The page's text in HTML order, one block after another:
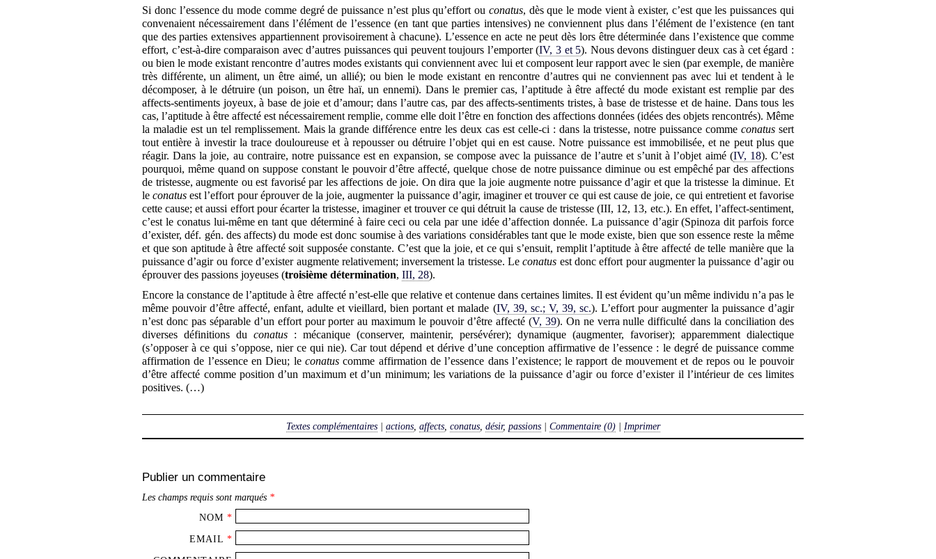
Si donc l’essence du mode comme degré de puissance n’est plus qu’effort ou conatus, dès que le mode vient à exister, c’est que les puissances qui
convenaient nécessairement dans l’élément de l’essence (en tant que parties intensives) ne conviennent plus dans l’élément de l’existence (en tant
que des parties extensives appartiennent provisoirement à chacune). L’essence en acte ne peut dès lors être déterminée dans l’existence que comme
effort, c’est-à-dire comparaison avec d’autres puissances qui peuvent toujours l’emporter (IV, 3 et 5). Nous devons distinguer deux cas à cet égard :
ou bien le mode existant rencontre d’autres modes existants qui conviennent avec lui et composent leur rapport avec le sien (par exemple, de manière
très différente, un aliment, un être aimé, un allié); ou bien le mode existant en rencontre d’autres qui ne conviennent pas avec lui et tendent à le
décomposer, à le détruire (un poison, un être haï, un ennemi). Dans le premier cas, l’aptitude à être affecté du mode existant est remplie par des
affects-sentiments joyeux, à base de joie et d’amour; dans l’autre cas, par des affects-sentiments tristes, à base de tristesse et de haine. Dans tous les
cas, l’aptitude à être affecté est nécessairement remplie, comme elle doit l’être en fonction des affections données (idées des objets rencontrés). Même
la maladie est un tel remplissement. Mais la grande différence entre les deux cas est celle-ci : dans la tristesse, notre puissance commeconatus sert
tout entière à investir la trace douloureuse et à repousser ou détruire l’objet qui en est cause. Notre puissance est immobilisée, et ne peut plus que
réagir. Dans la joie, au contraire, notre puissance est en expansion, se compose avec la puissance de l’autre et s’unit à l’objet aimé (IV, 18). C’est
pourquoi, même quand on suppose constant le pouvoir d’être affecté, quelque chose de notre puissance diminue ou est empêché par des affections
de tristesse, augmente ou est favorisé par les affections de joie. On dira que la joie augmente notre puissance d’agir et que la tristesse la diminue. Et
leconatus est l’effort pour éprouver de la joie, augmenter la puissance d’agir, imaginer et trouver ce qui est cause de joie, ce qui entretient et favorise
cette cause; et aussi effort pour écarter la tristesse, imaginer et trouver ce qui détruit la cause de tristesse (III, 12, 13, etc.). En effet, l’affect-sentiment,
c’est le conatus lui-même en tant que déterminé à faire ceci ou cela par une idée d’affection donnée. La puissance d’agir (Spinoza dit parfois force
d’exister, déf. gén. des affects) du mode est donc soumise à des variations considérables tant que le mode existe, bien que son essence reste la même
et que son aptitude à être affecté soit supposée constante. C’est que la joie, et ce qui s’ensuit, remplit l’aptitude à être affecté de telle manière que la
puissance d’agir ou force d’exister augmente relativement; inversement la tristesse. Leconatus est donc effort pour augmenter la puissance d’agir ou
éprouver des passions joyeuses (troisième détermination, III, 28).
Encore la constance de l’aptitude à être affecté n’est-elle que relative et contenue dans certaines limites. Il est évident qu’un même individu n’a pas le
même pouvoir d’être affecté, enfant, adulte et vieillard, bien portant et malade (IV, 39, sc.; V, 39, sc.). L’effort pour augmenter la puissance d’agir
n’est donc pas séparable d’un effort pour porter au maximum le pouvoir d’être affecté (V, 39). On ne verra nulle difficulté dans la conciliation des
diverses définitions du conatus: mécanique (conserver, maintenir, persévérer); dynamique (augmenter, favoriser); apparemment dialectique
(s’opposer à ce qui s’oppose, nier ce qui nie). Car tout dépend et dérive d’une conception affirmative de l’essence : le degré de puissance comme
affirmation de l’essence en Dieu; le conatuscomme affirmation de l’essence dans l’existence; le rapport de mouvement et de repos ou le pouvoir
d’être affecté comme position d’un maximum et d’un minimum; les variations de la puissance d’agir ou force d’exister il l’intérieur de ces limites
positives. (…)
Textes complémentaires | actions, affects, conatus, désir, passions | Commentaire (0) | Imprimer
Publier un commentaire
Les champs requis sont marqués *
NOM *
EMAIL *